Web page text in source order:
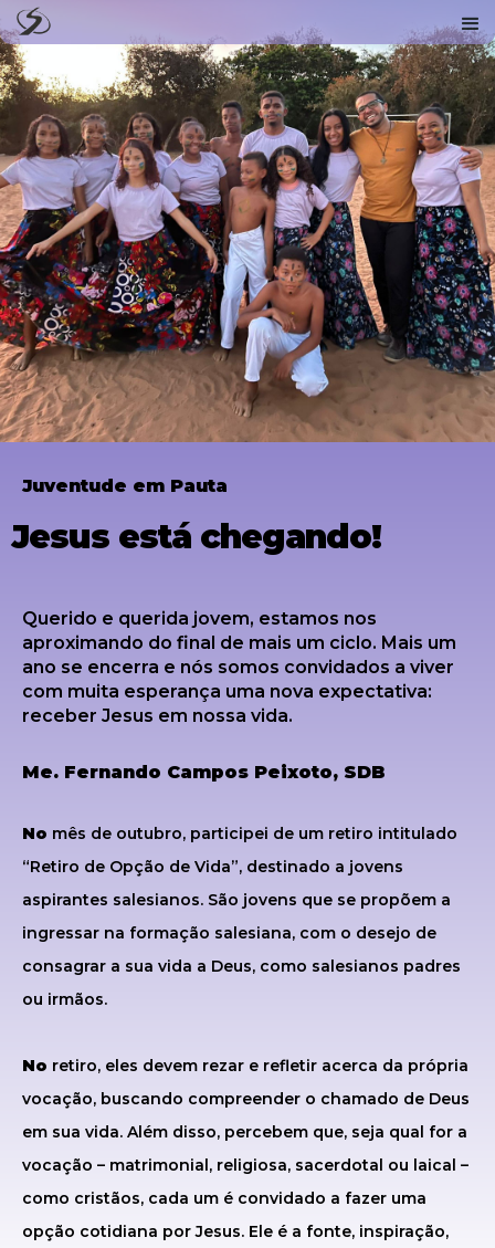
Juventude em Pauta
Jesus está chegando!
Querido e querida jovem, estamos nos
aproximando do final de mais um ciclo. Mais um
ano se encerra e nós somos convidados a viver
com muita esperança uma nova expectativa:
receber Jesus em nossa vida.
Me. Fernando Campos Peixoto, SDB
No mês de outubro, participei de um retiro intitulado
“Retiro de Opção de Vida”, destinado a jovens
aspirantes salesianos. São jovens que se propõem a
ingressar na formação salesiana, com o desejo de
consagrar a sua vida a Deus, como salesianos padres
ou irmãos.
No retiro, eles devem rezar e refletir acerca da própria
vocação, buscando compreender o chamado de Deus
em sua vida. Além disso, percebem que, seja qual for a
vocação – matrimonial, religiosa, sacerdotal ou laical –
como cristãos, cada um é convidado a fazer uma
opção cotidiana por Jesus. Ele é a fonte, inspiração,